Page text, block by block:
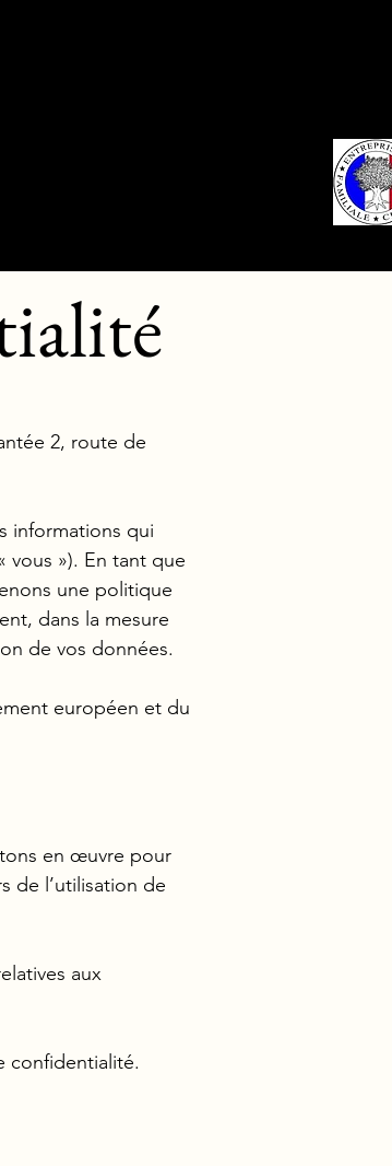
2, route de
informations qui
vous »). En tant que
une politique
dans la mesure
de vos données.
européen et du
en œuvre pour
de l’utilisation de
aux
confidentialité.